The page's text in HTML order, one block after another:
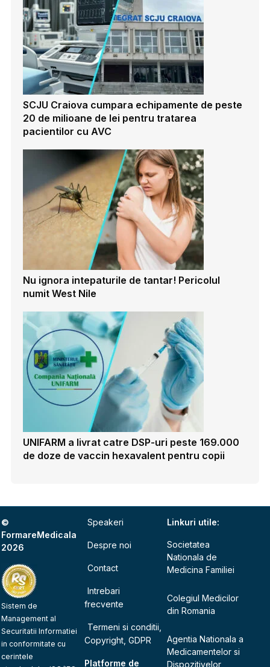
SCJU Craiova cumpara echipamente de peste
20 de milioane de lei pentru tratarea
pacientilor cu AVC
Nu ignora intepaturile de tantar! Pericolul
numit West Nile
UNIFARM a livrat catre DSP-uri peste 169.000
de doze de vaccin hexavalent pentru copii
©
FormareMedicala
2026
Sistem de
Management al
Securitatii Informatiei
in conformitate cu
cerintele
Speakeri
Despre noi
Contact
Intrebari
frecvente
Termeni si conditii,
Copyright, GDPR
Platforme de
Linkuri utile:
Societatea
Nationala de
Medicina Familiei
Colegiul Medicilor
din Romania
Agentia Nationala a
Medicamentelor si
Dispozitivelor